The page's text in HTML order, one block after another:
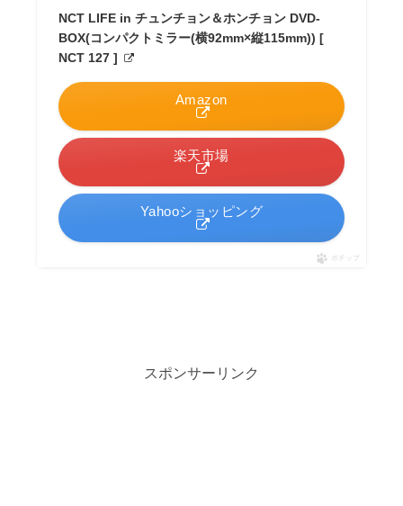
NCT LIFE in チュンチョン＆ホンチョン DVD-
BOX(コンパクトミラー(横92mm×縦115mm)) [
NCT 127 ]
Amazon
楽天市場
Yahooショッピング
ポチップ
スポンサーリンク